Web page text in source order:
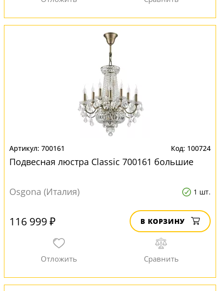
700161 100724
Подвесная люстра Classic 700161 большие
Osgona (Италия) 1 шт.
116 999 ₽ В КОРЗИНУ